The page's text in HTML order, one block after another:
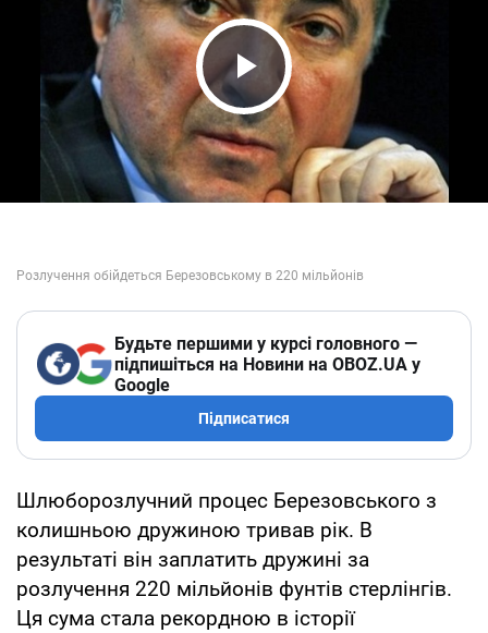
Play Video
Будьте першими у курсі головного —
підпишіться на Новини на OBOZ.UA у
Google
Підписатися
Шлюборозлучний процес Березовського з
колишньою дружиною тривав рік. В
результаті він заплатить дружині за
розлучення 220 мільйонів фунтів стерлінгів.
Ця сума стала рекордною в історії